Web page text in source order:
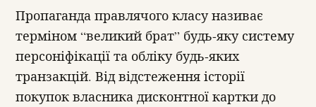
Пропаганда правлячого класу називає
терміном “великий брат” будь-яку систему
персоніфікації та обліку будь-яких
транзакцій. Від відстеження історії
покупок власника дисконтної картки до